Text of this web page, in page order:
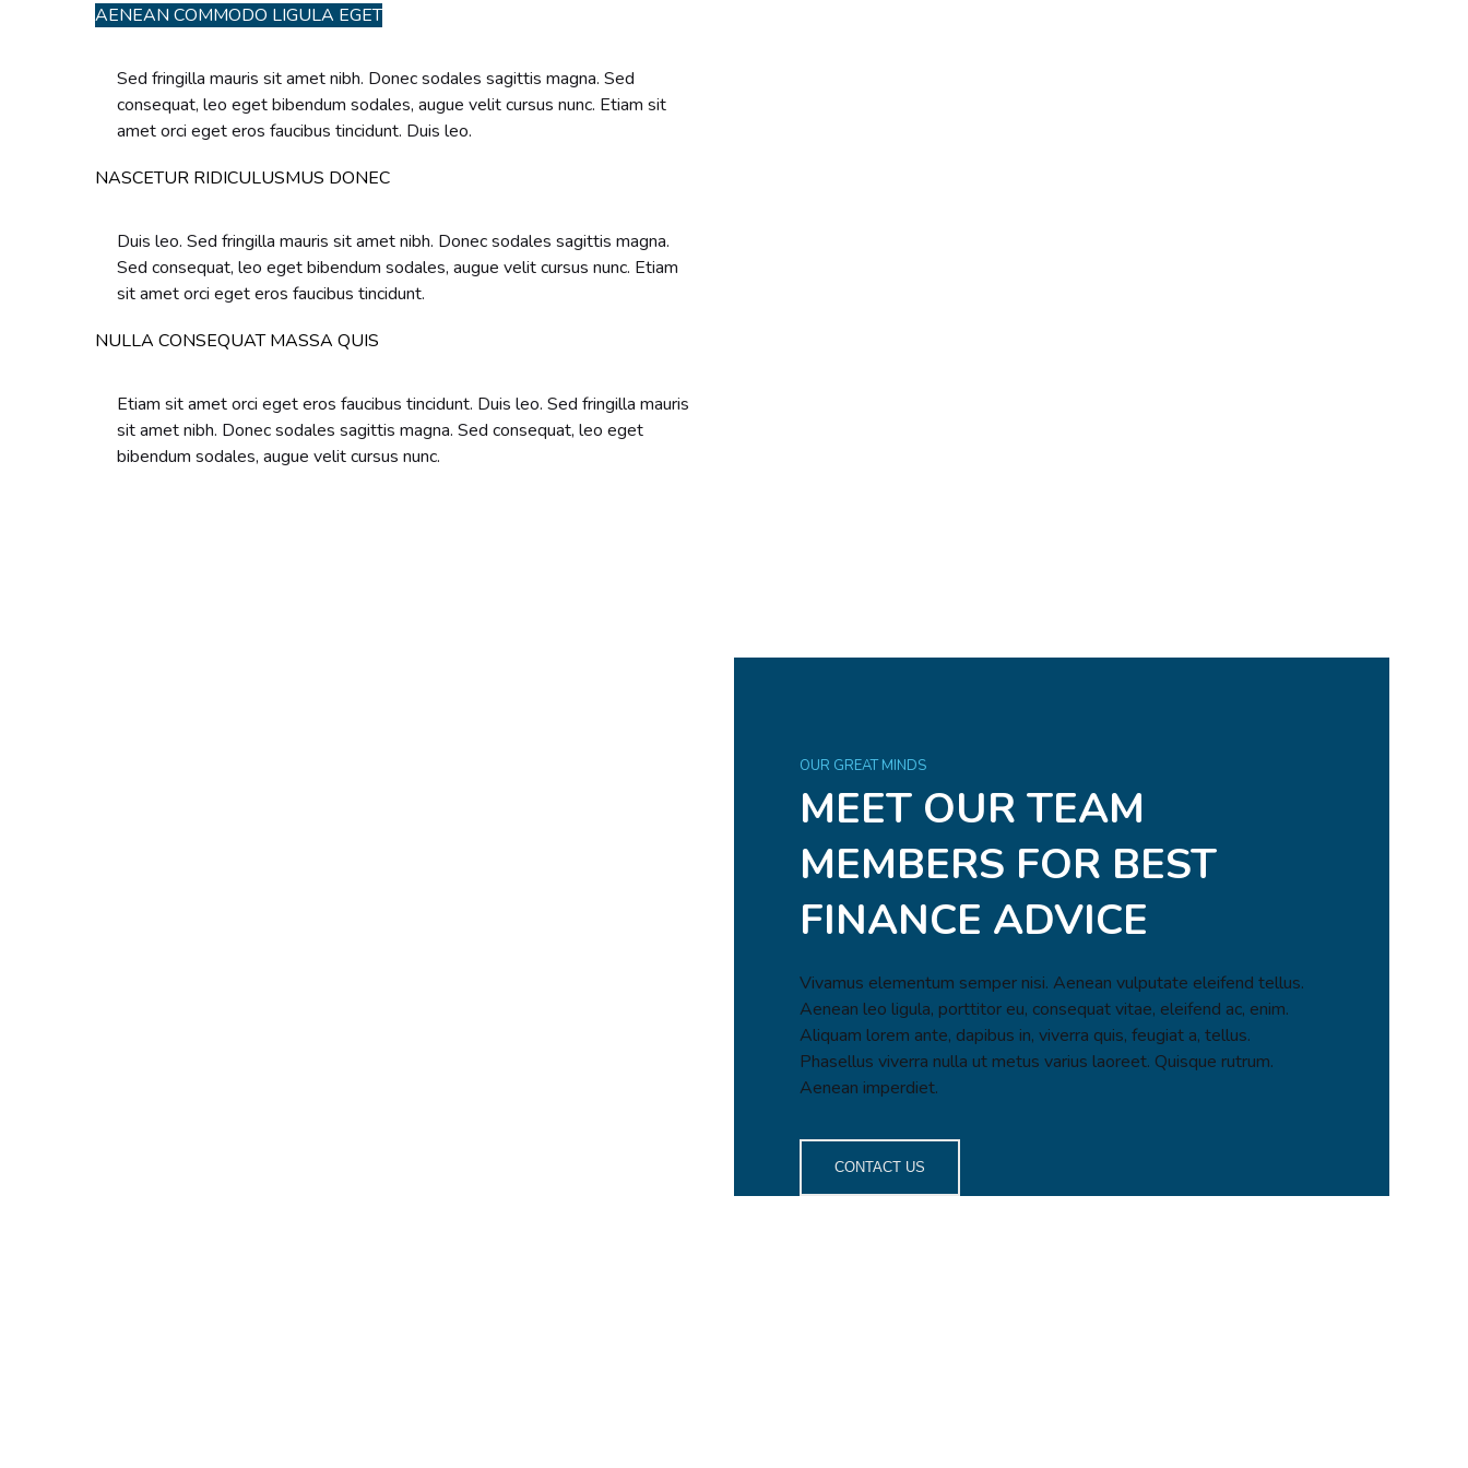
AENEAN COMMODO LIGULA EGET
Sed fringilla mauris sit amet nibh. Donec sodales sagittis magna. Sed
consequat, leo eget bibendum sodales, augue velit cursus nunc. Etiam sit
amet orci eget eros faucibus tincidunt. Duis leo.
NASCETUR RIDICULUSMUS DONEC
Duis leo. Sed fringilla mauris sit amet nibh. Donec sodales sagittis magna.
Sed consequat, leo eget bibendum sodales, augue velit cursus nunc. Etiam
sit amet orci eget eros faucibus tincidunt.
NULLA CONSEQUAT MASSA QUIS
Etiam sit amet orci eget eros faucibus tincidunt. Duis leo. Sed fringilla mauris
sit amet nibh. Donec sodales sagittis magna. Sed consequat, leo eget
bibendum sodales, augue velit cursus nunc.
OUR GREAT MINDS
MEET OUR TEAM
MEMBERS FOR BEST
FINANCE ADVICE
Vivamus elementum semper nisi. Aenean vulputate eleifend tellus.
Aenean leo ligula, porttitor eu, consequat vitae, eleifend ac, enim.
Aliquam lorem ante, dapibus in, viverra quis, feugiat a, tellus.
Phasellus viverra nulla ut metus varius laoreet. Quisque rutrum.
Aenean imperdiet.
CONTACT US